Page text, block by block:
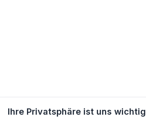
Ihre Privatsphäre ist uns wichtig